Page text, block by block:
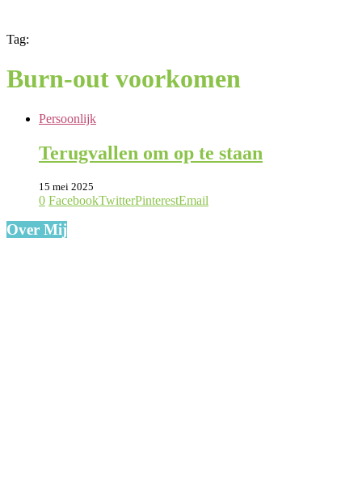
Tag:
Burn-out voorkomen
Persoonlijk
Terugvallen om op te staan
15 mei 2025
0 FacebookTwitterPinterestEmail
Over Mij